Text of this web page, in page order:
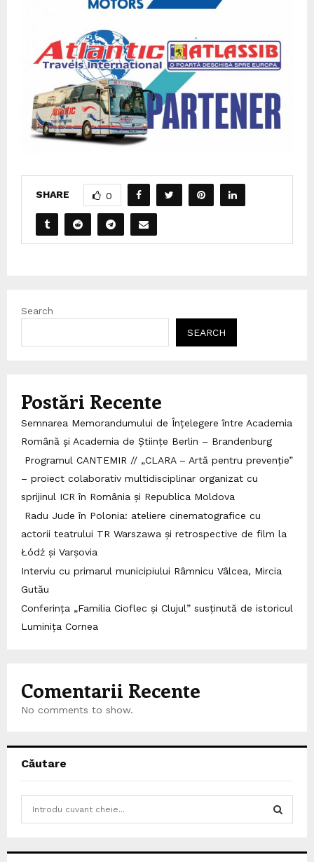
SHARE 0
Search
SEARCH
Postări Recente
Semnarea Memorandumului de Înțelegere între Academia
Română și Academia de Științe Berlin – Brandenburg
Programul CANTEMIR // „CLARA – Artă pentru prevenție”
– proiect colaborativ multidisciplinar organizat cu
sprijinul ICR în România și Republica Moldova
Radu Jude în Polonia: ateliere cinematografice cu
actorii teatrului TR Warszawa și retrospective de film la
Łódź și Varșovia
Interviu cu primarul municipiului Râmnicu Vâlcea, Mircia
Gutău
Conferința „Familia Cioflec și Clujul” susținută de istoricul
Luminița Cornea
Comentarii Recente
No comments to show.
Căutare